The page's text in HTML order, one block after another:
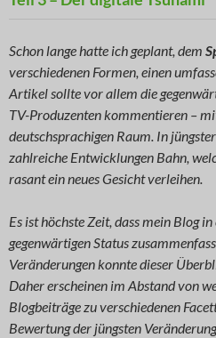
Schon lange hatte ich geplant, dem
verschiedenen Formen, einen
Artikel sollte vor allem die
TV-Produzenten kommentieren –
deutschsprachigen Raum. In
zahlreiche Entwicklungen Bahn,
rasant ein neues Gesicht verleihen.
Es ist höchste Zeit, dass mein Blog in
gegenwärtigen Status
Veränderungen konnte dieser
Daher erscheinen im Abstand von
Blogbeiträge zu verschiedenen
Bewertung der jüngsten